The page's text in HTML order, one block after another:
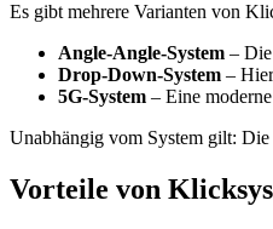
Es gibt mehrere Varianten von
Angle-Angle-System –
Drop-Down-System –
5G-System – Eine
Unabhängig vom System gilt: Die
Vorteile von